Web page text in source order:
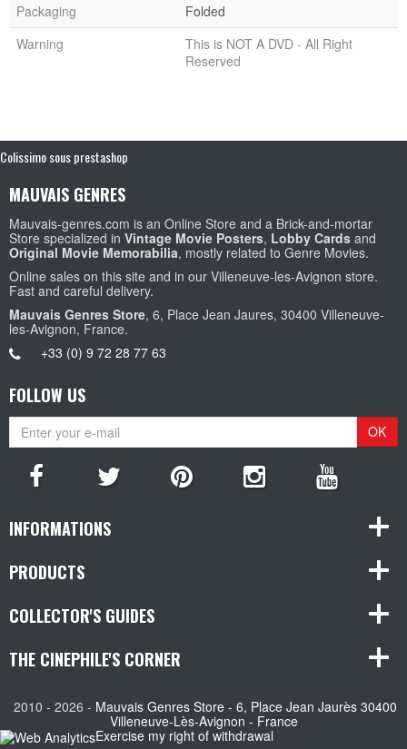
Packaging
Folded
Warning
This is NOT A DVD - All Right
Reserved
Colissimo sous prestashop
MAUVAIS GENRES
Mauvais-genres.com is an Online Store and a Brick-and-mortar
Store specialized in Vintage Movie Posters, Lobby Cards and
Original Movie Memorabilia, mostly related to Genre Movies.
Online sales on this site and in our Villeneuve-les-Avignon store.
Fast and careful delivery.
Mauvais Genres Store, 6, Place Jean Jaures, 30400 Villeneuve-
les-Avignon, France.
+33 (0) 9 72 28 77 63
FOLLOW US
OK
INFORMATIONS
PRODUCTS
COLLECTOR'S GUIDES
THE CINEPHILE'S CORNER
2010 - 2026 - Mauvais Genres Store - 6, Place Jean Jaurès 30400
Villeneuve-Lès-Avignon - France
Exercise my right of withdrawal